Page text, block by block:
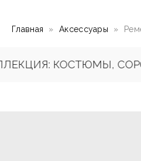
Главная Аксессуары
КОСТЮМЫ,